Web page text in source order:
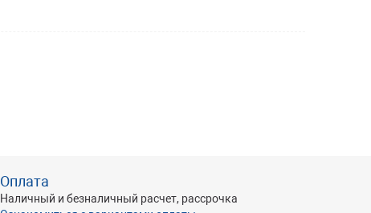
Оплата
Наличный и безналичный расчет, рассрочка